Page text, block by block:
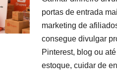
portas de entrada
marketing de
consegue divulgar
Pinterest, blog ou
estoque, cuidar de